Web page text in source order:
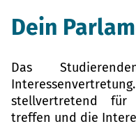
Dein
Das
stellvertretend für
treffen und die